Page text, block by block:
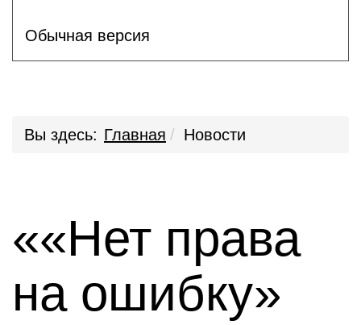
Обычная версия
Вы здесь: Главная Новости
««Нет права
на ошибку»